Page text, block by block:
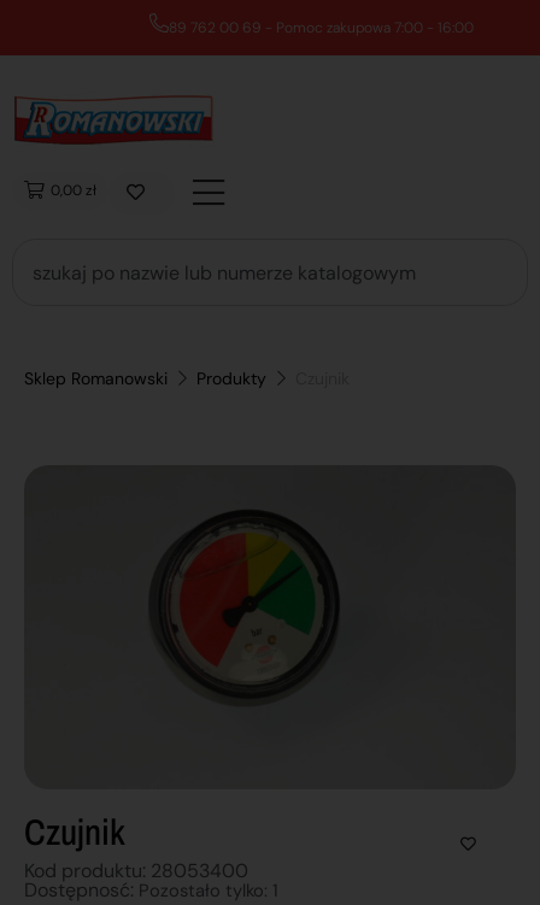
89 762 00 69 - Pomoc zakupowa 7:00 - 16:00
0,00 zł
Sklep Romanowski Produkty
Czujnik
Kod produktu: 28053400
Dostępnosć: Pozostało tylko: 1